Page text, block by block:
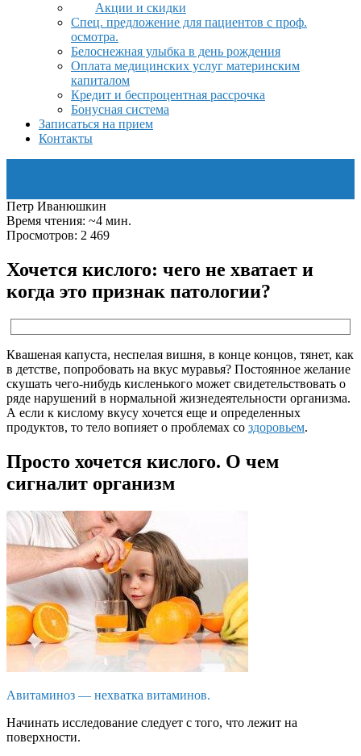
Акции и скидки
Спец. предложение для пациентов с проф.
осмотра.
Белоснежная улыбка в день рождения
Оплата медицинских услуг материнским
капиталом
Кредит и беспроцентная рассрочка
Бонусная система
Записаться на прием
Контакты
Петр Иванюшкин
Время чтения: ~4 мин.
Просмотров: 2 469
Хочется кислого: чего не хватает и
когда это признак патологии?
Квашеная капуста, неспелая вишня, в конце концов, тянет, как
в детстве, попробовать на вкус муравья? Постоянное желание
скушать чего-нибудь кисленького может свидетельствовать о
ряде нарушений в нормальной жизнедеятельности организма.
А если к кислому вкусу хочется еще и определенных
продуктов, то тело вопияет о проблемах со здоровьем.
Просто хочется кислого. О чем
сигналит организм
Авитаминоз — нехватка витаминов.
Начинать исследование следует с того, что лежит на
поверхности.